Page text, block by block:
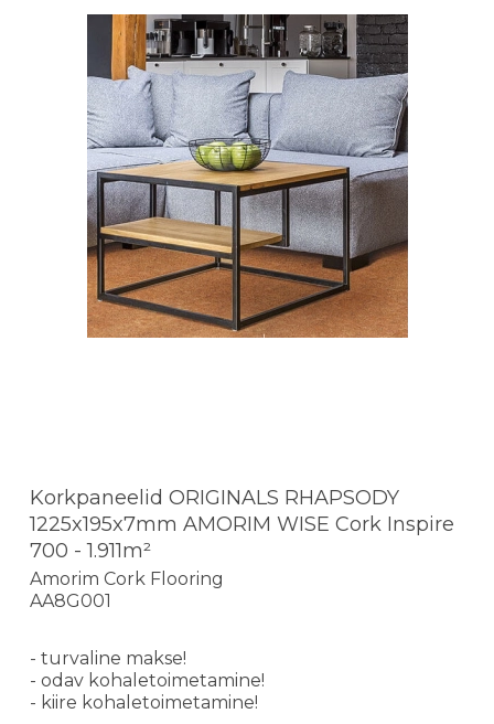
Korkpaneelid ORIGINALS RHAPSODY
1225x195x7mm AMORIM WISE Cork Inspire
700 - 1.911m²
Amorim Cork Flooring
AA8G001
- turvaline makse!
- odav kohaletoimetamine!
- kiire kohaletoimetamine!